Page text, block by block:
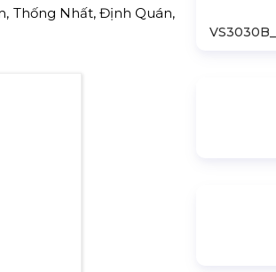
Thống Nhất, Định Quán,